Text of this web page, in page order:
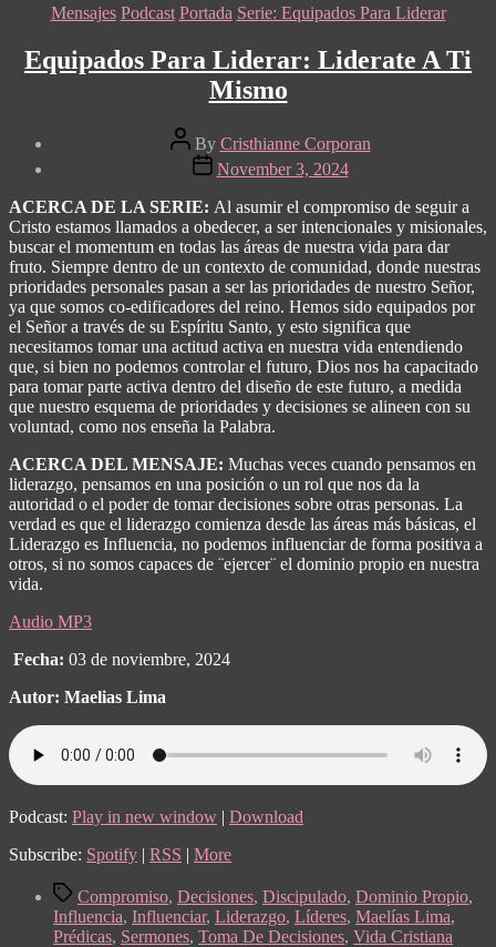
Categories
Mensajes Podcast Portada Serie: Equipados Para Liderar
Equipados Para Liderar: Liderate A Ti
Mismo
Post
author
By Cristhianne Corporan
Post
date
November 3, 2024
ACERCA DE LA SERIE: Al asumir el compromiso de seguir a
Cristo estamos llamados a obedecer, a ser intencionales y misionales,
buscar el momentum en todas las áreas de nuestra vida para dar
fruto. Siempre dentro de un contexto de comunidad, donde nuestras
prioridades personales pasan a ser las prioridades de nuestro Señor,
ya que somos co-edificadores del reino. Hemos sido equipados por
el Señor a través de su Espíritu Santo, y esto significa que
necesitamos tomar una actitud activa en nuestra vida entendiendo
que, si bien no podemos controlar el futuro, Dios nos ha capacitado
para tomar parte activa dentro del diseño de este futuro, a medida
que nuestro esquema de prioridades y decisiones se alineen con su
voluntad, como nos enseña la Palabra.
ACERCA DEL MENSAJE: Muchas veces cuando pensamos en
liderazgo, pensamos en una posición o un rol que nos da la
autoridad o el poder de tomar decisiones sobre otras personas. La
verdad es que el liderazgo comienza desde las áreas más básicas, el
Liderazgo es Influencia, no podemos influenciar de forma positiva a
otros, si no somos capaces de ¨ejercer¨ el dominio propio en nuestra
vida.
Audio MP3
Fecha: 03 de noviembre, 2024
Autor: Maelias Lima
Podcast: Play in new window | Download
Subscribe: Spotify | RSS | More
TagsCompromiso, Decisiones, Discipulado, Dominio Propio,
Influencia, Influenciar, Liderazgo, Líderes, Maelías Lima,
Prédicas, Sermones, Toma De Decisiones, Vida Cristiana